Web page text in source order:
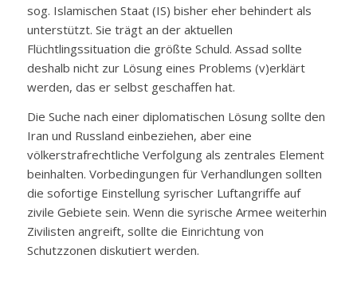
sog. Islamischen Staat (IS) bisher eher behindert als
unterstützt. Sie trägt an der aktuellen
Flüchtlingssituation die größte Schuld. Assad sollte
deshalb nicht zur Lösung eines Problems (v)erklärt
werden, das er selbst geschaffen hat.
Die Suche nach einer diplomatischen Lösung sollte den
Iran und Russland einbeziehen, aber eine
völkerstrafrechtliche Verfolgung als zentrales Element
beinhalten. Vorbedingungen für Verhandlungen sollten
die sofortige Einstellung syrischer Luftangriffe auf
zivile Gebiete sein. Wenn die syrische Armee weiterhin
Zivilisten angreift, sollte die Einrichtung von
Schutzzonen diskutiert werden.